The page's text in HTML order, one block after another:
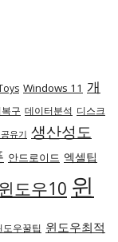
Windows 11 개
구 데이터분석 디스크
유기 생산성도
안드로이드 엑셀팁
도우10 윈
도우꿀팁 윈도우최적